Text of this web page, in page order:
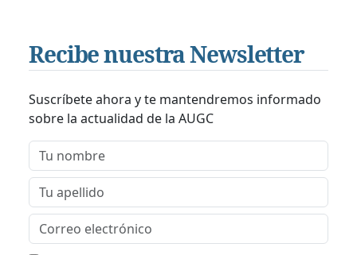
Recibe nuestra Newsletter
Suscríbete ahora y te mantendremos informado
sobre la actualidad de la AUGC